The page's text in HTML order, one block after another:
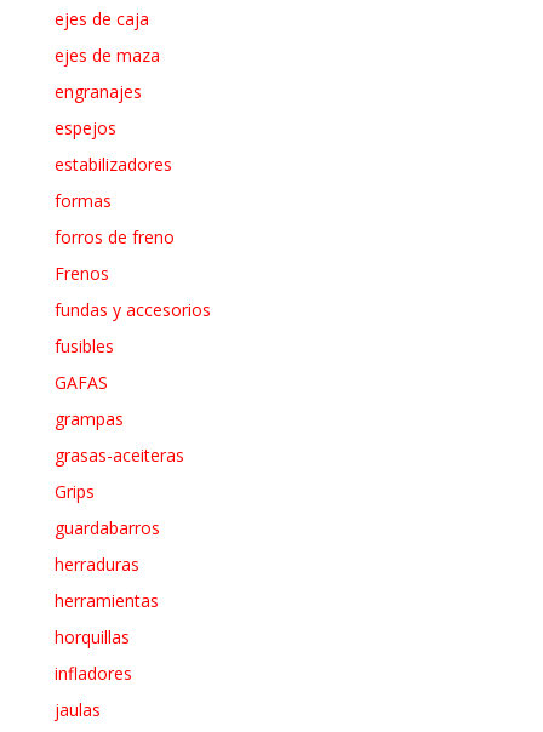
ejes de caja
ejes de maza
engranajes
espejos
estabilizadores
formas
forros de freno
Frenos
fundas y accesorios
fusibles
GAFAS
grampas
grasas-aceiteras
Grips
guardabarros
herraduras
herramientas
horquillas
infladores
jaulas